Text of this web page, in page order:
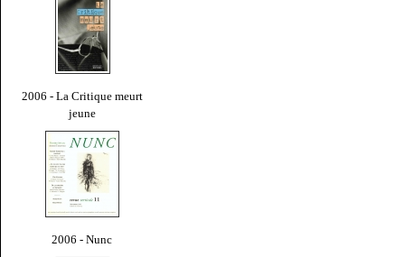
2006 - La Critique meurt
jeune
2006 - Nunc